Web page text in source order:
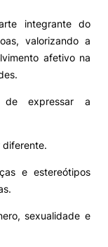
integrante do
valorizando a
afetivo na
de expressar a
diferente.
e estereótipos
sexualidade e